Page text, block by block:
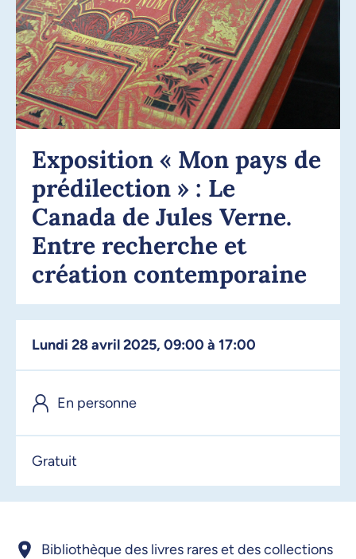
Exposition « Mon pays de
prédilection » : Le
Canada de Jules Verne.
Entre recherche et
création contemporaine
lundi 28 avril 2025, 09:00 à 17:00
En personne
Gratuit
Bibliothèque des livres rares et des collections